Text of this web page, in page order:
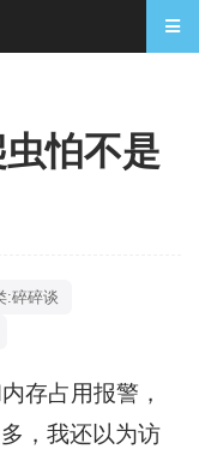
怕不是
:碎碎谈
存占用报警，
，我还以为访